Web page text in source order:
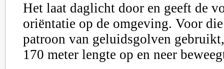
Het laat daglicht door en geeft de
oriëntatie op de omgeving. Voor
patroon van geluidsgolven
170 meter lengte op en neer